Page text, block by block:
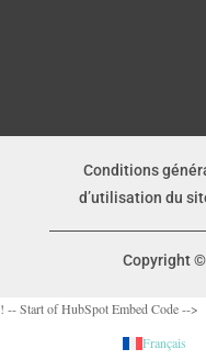
Conditions
d’utilisation du
Copyright
! -- Start of HubSpot Embed Code -->
Français